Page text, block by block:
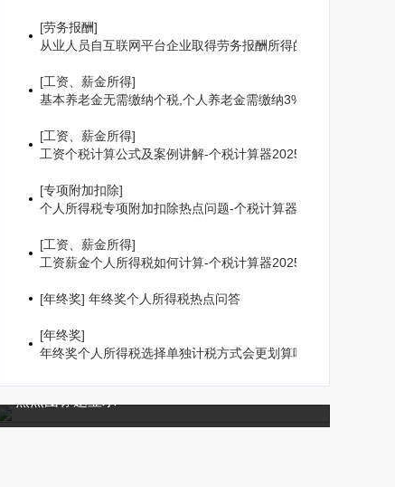
[劳务报酬]
从业人员自互联网平台企业取得劳务报酬所得的个人所得税预
[工资、薪金所得]
基本养老金无需缴纳个税,个人养老金需缴纳3%个人所得税
[工资、薪金所得]
工资个税计算公式及案例讲解-个税计算器2025
[专项附加扣除]
个人所得税专项附加扣除热点问题-个税计算器2025
[工资、薪金所得]
工资薪金个人所得税如何计算-个税计算器2025
[年终奖] 年终奖个人所得税热点问答
[年终奖]
年终奖个人所得税选择单独计税方式会更划算吗